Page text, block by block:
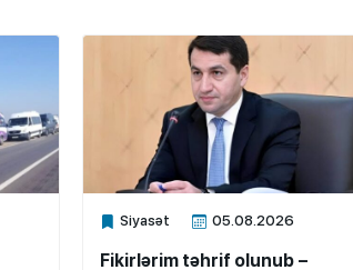
Siyasət 05.08.2026
Xalq.Online
Fikirlərim təhrif olunub –